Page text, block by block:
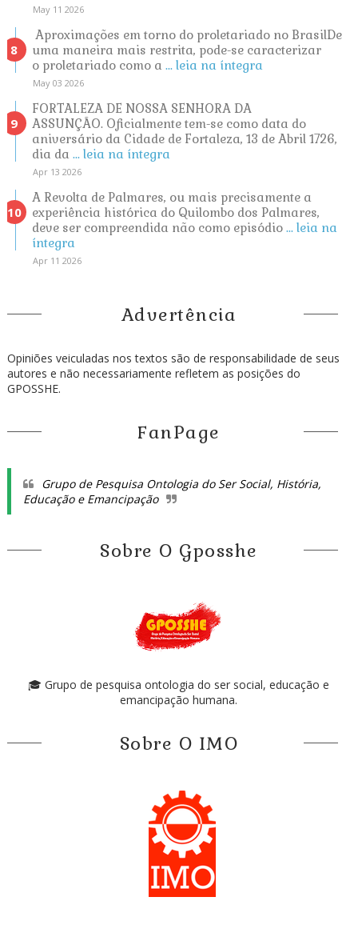
May 11 2026
Aproximações em torno do proletariado no BrasilDe
uma maneira mais restrita, pode-se caracterizar
o proletariado como a ... leia na íntegra
May 03 2026
FORTALEZA DE NOSSA SENHORA DA
ASSUNÇÃO. Oficialmente tem-se como data do
aniversário da Cidade de Fortaleza, 13 de Abril 1726,
dia da ... leia na íntegra
Apr 13 2026
A Revolta de Palmares, ou mais precisamente a
experiência histórica do Quilombo dos Palmares,
deve ser compreendida não como episódio ... leia na
íntegra
Apr 11 2026
Advertência
Opiniões veiculadas nos textos são de responsabilidade de seus
autores e não necessariamente refletem as posições do
GPOSSHE.
FanPage
Grupo de Pesquisa Ontologia do Ser Social, História,
Educação e Emancipação
Sobre O Gposshe
🎓 Grupo de pesquisa ontologia do ser social, educação e
emancipação humana.
Sobre O IMO